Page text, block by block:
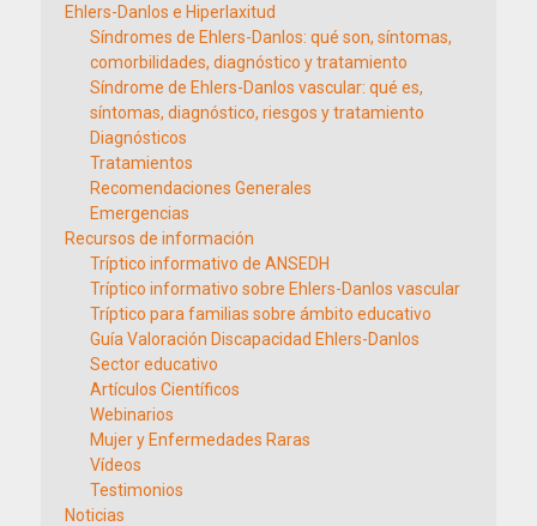
Ehlers-Danlos e Hiperlaxitud
Síndromes de Ehlers-Danlos: qué son, síntomas,
comorbilidades, diagnóstico y tratamiento
Síndrome de Ehlers-Danlos vascular: qué es,
síntomas, diagnóstico, riesgos y tratamiento
Diagnósticos
Tratamientos
Recomendaciones Generales
Emergencias
Recursos de información
Tríptico informativo de ANSEDH
Tríptico informativo sobre Ehlers-Danlos vascular
Tríptico para familias sobre ámbito educativo
Guía Valoración Discapacidad Ehlers-Danlos
Sector educativo
Artículos Científicos
Webinarios
Mujer y Enfermedades Raras
Vídeos
Testimonios
Noticias